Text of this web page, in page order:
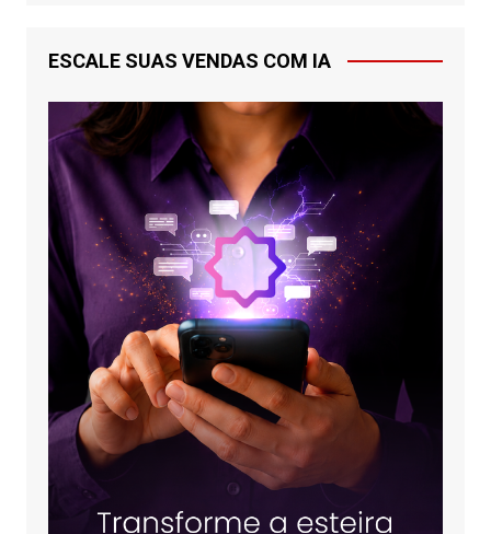
ESCALE SUAS VENDAS COM IA